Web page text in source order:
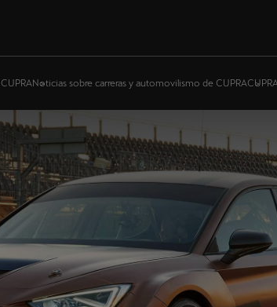
Noticias sobre carreras y automovilismo de CUPRA